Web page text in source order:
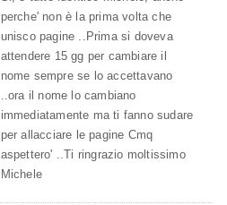
perche' non è la prima volta che
unisco pagine ..Prima si doveva
attendere 15 gg per cambiare il
nome sempre se lo accettavano
..ora il nome lo cambiano
immediatamente ma ti fanno sudare
per allacciare le pagine Cmq
aspettero' ..Ti ringrazio moltissimo
Michele